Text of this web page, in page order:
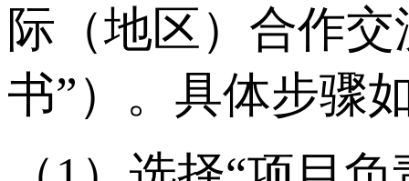
际（地区）合作
书”）。具体步骤